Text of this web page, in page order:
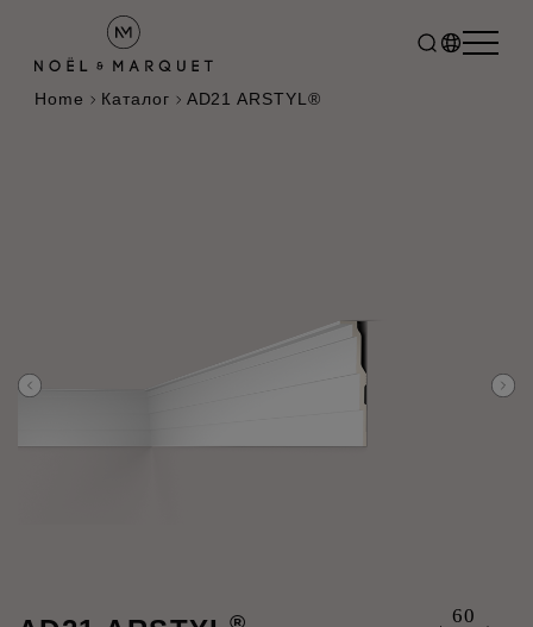
Home Каталог AD21 ARSTYL®
®